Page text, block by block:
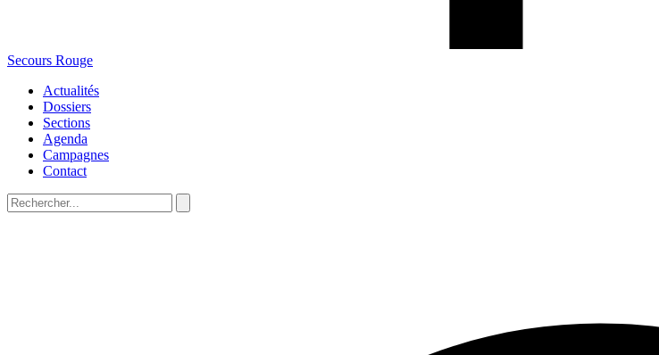
Secours Rouge
Actualités
Dossiers
Sections
Agenda
Campagnes
Contact